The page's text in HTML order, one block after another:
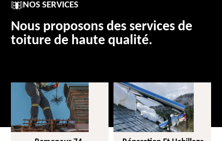
NOS SERVICES
Nous proposons des services de
toiture de haute qualité.